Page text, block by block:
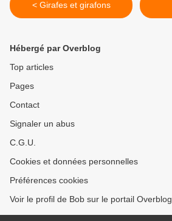
< Girafes et girafons
Hébergé par Overblog
Top articles
Pages
Contact
Signaler un abus
C.G.U.
Cookies et données personnelles
Préférences cookies
Voir le profil de Bob sur le portail Overblog